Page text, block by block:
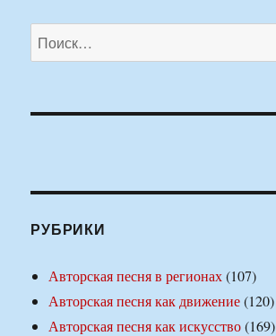
Искать:
РУБРИКИ
Авторская песня в регионах(107)
Авторская песня как движение(120)
Авторская песня как искусство(169)